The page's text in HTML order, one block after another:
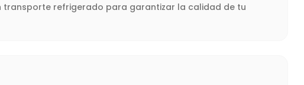
transporte refrigerado para garantizar la calidad de tu